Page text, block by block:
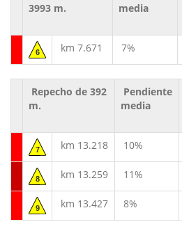
3993 m.
media
6 km 7.671 7%
Repecho de 392
m.
Pendiente
media
7 km 13.218 10%
8 km 13.259 11%
9 km 13.427 8%